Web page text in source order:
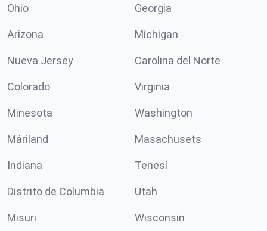
Ohio Georgia
Arizona Míchigan
Nueva Jersey Carolina del Norte
Colorado Virginia
Minesota Washington
Máriland Masachusets
Indiana Tenesí
Distrito de Columbia Utah
Misuri Wisconsin